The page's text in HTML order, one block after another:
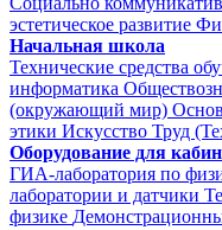
эстетическое развитие
Начальная школа
Технические средства
информатика
(окружающий мир)
этики Искусство Труд
Оборудование для
ГИА-лаборатория по
лаборатории и датчики
физике